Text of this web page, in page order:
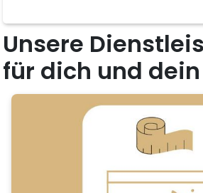
Unsere
für dich und